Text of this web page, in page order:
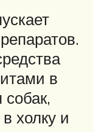
в
холку и